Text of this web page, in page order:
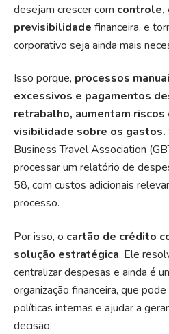
desejam crescer com controle,
previsibilidade financeira, e
corporativo seja ainda mais
Isso porque, processos
excessivos e pagamentos
retrabalho, aumentam riscos
visibilidade sobre os gastos.
Business Travel Association
processar um relatório de
58, com custos adicionais
processo.
Por isso, o cartão de crédito
solução estratégica. Ele
centralizar despesas e ainda é
organização financeira, que
políticas internas e ajudar a
decisão.